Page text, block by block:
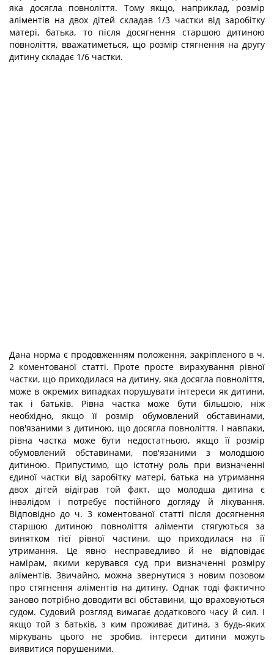
яка досягла повноліття. Тому якщо, наприклад, розмір
аліментів на двох дітей складав 1/3 частки від заробітку
матері, батька, то після досягнення старшою дитиною
повноліття, вважатиметься, що розмір стягнення на другу
дитину складає 1/6 частки.
Дана норма є продовженням положення, закріпленого в ч.
2 коментованої статті. Проте просте вирахування рівної
частки, що приходилася на дитину, яка досягла повноліття,
може в окремих випадках порушувати інтереси як дитини,
так і батьків. Рівна частка може бути більшою, ніж
необхідно, якщо її розмір обумовлений обставинами,
пов'язаними з дитиною, що досягла повноліття. І навпаки,
рівна частка може бути недостатньою, якщо її розмір
обумовлений обставинами, пов'язаними з молодшою
дитиною. Припустимо, що істотну роль при визначенні
єдиної частки від заробітку матері, батька на утримання
двох дітей відіграв той факт, що молодша дитина є
інвалідом і потребує постійного догляду й лікування.
Відповідно до ч. 3 коментованої статті після досягнення
старшою дитиною повноліття аліменти стягуються за
винятком тієї рівної частини, що приходилася на її
утримання. Це явно несправедливо й не відповідає
намірам, якими керувався суд при визначенні розміру
аліментів. Звичайно, можна звернутися з новим позовом
про стягнення аліментів на дитину. Однак тоді фактично
заново потрібно доводити всі обставини, що враховуються
судом. Судовий розгляд вимагає додаткового часу й сил. І
якщо той з батьків, з ким проживає дитина, з будь-яких
міркувань цього не зробив, інтереси дитини можуть
виявитися порушеними.